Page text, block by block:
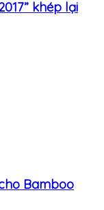
khép lại
Bamboo